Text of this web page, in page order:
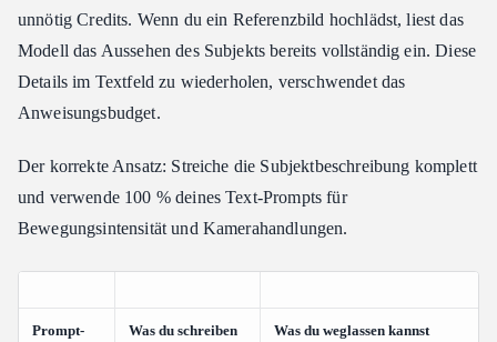
unnötig Credits. Wenn du ein Referenzbild hochlädst, liest das
Modell das Aussehen des Subjekts bereits vollständig ein. Diese
Details im Textfeld zu wiederholen, verschwendet das
Anweisungsbudget.
Der korrekte Ansatz: Streiche die Subjektbeschreibung komplett
und verwende 100 % deines Text-Prompts für
Bewegungsintensität und Kamerahandlungen.
Prompt-
Was du schreiben
Was du weglassen kannst